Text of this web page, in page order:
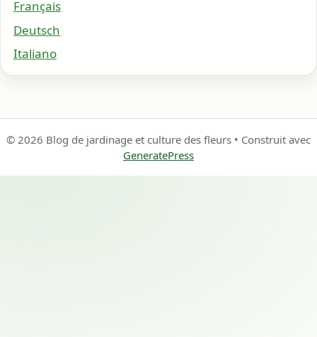
Français
Deutsch
Italiano
© 2026 Blog de jardinage et culture des fleurs • Construit avec
GeneratePress